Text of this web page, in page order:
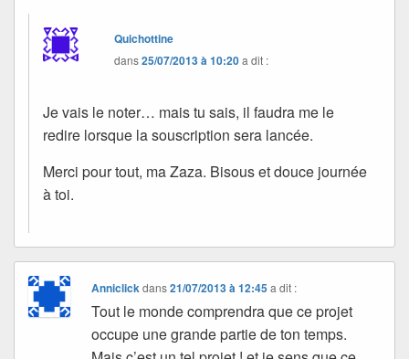
Quichottine
dans25/07/2013 à 10:20a dit :
Je vais le noter… mais tu sais, il faudra me le
redire lorsque la souscription sera lancée.
Merci pour tout, ma Zaza. Bisous et douce journée
à toi.
Anniclick dans21/07/2013 à 12:45 a dit :
Tout le monde comprendra que ce projet
occupe une grande partie de ton temps.